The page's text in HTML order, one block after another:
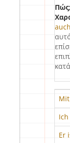
Πώς;
auch
Er